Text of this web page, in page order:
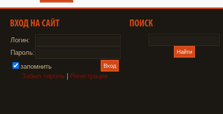
Логин:
Пароль:
запомнить
Забыл пароль
Регистрация